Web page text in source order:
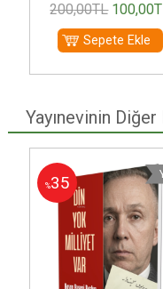
200,00TL 100,00
Sepete Ekle
Yayınevinin Diğer
%35